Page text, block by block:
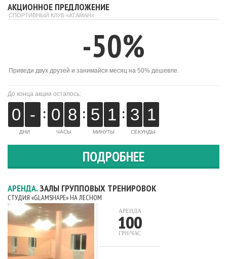
АКЦИОННОЕ ПРЕДЛОЖЕНИЕ
СПОРТИВНЫЙ КЛУБ «АТАМАН»
-50%
Приведи двух друзей и занимайся месяц на 50% дешевле.
До конца акции осталось:
0 -
ДНИ
: 0 8
ЧАСЫ
: 5 1
МИНУТЫ
: 3 1
СЕКУНДЫ
ПОДРОБНЕЕ
АРЕНДА.ЗАЛЫ ГРУППОВЫХ ТРЕНИРОВОК
СТУДИЯ «GLAMSHAPE» НА ЛЕСНОМ
АРЕНДА
100
ГРН/ЧАС